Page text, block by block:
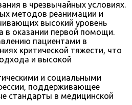
в чрезвычайных условиях.
методов реанимации и
высокий уровень
в оказании первой помощи.
пациентами в
критической тяжести, что
и высокой
и социальными
поддерживающее
стандарты в медицинской